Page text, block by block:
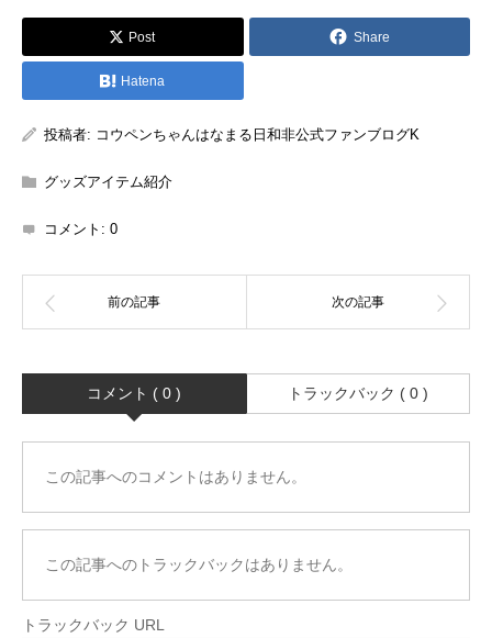
Post Share
Hatena
投稿者: コウペンちゃんはなまる日和非公式ファンブログK
グッズアイテム紹介
コメント: 0
コメント ( 0 ) トラックバック ( 0 )
この記事へのコメントはありません。
この記事へのトラックバックはありません。
トラックバック URL